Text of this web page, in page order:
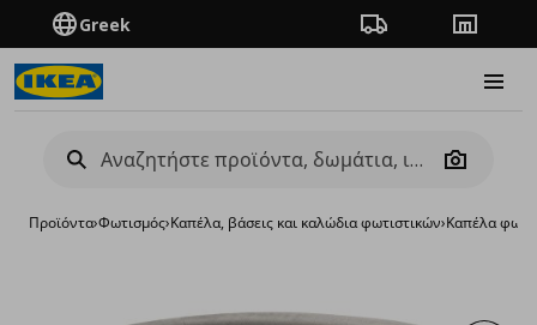
Greek Πορεία παραγγελίας
Camera
Προϊόντα›Φωτισμός›Καπέλα, βάσεις και καλώδια φωτιστικών›Καπέλα